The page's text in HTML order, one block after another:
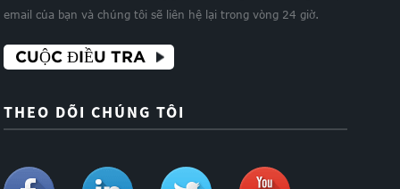
email của bạn và chúng tôi sẽ liên hệ lại trong vòng 24 giờ.
CUỘC ĐIỀU TRA
THEO DÕI CHÚNG TÔI